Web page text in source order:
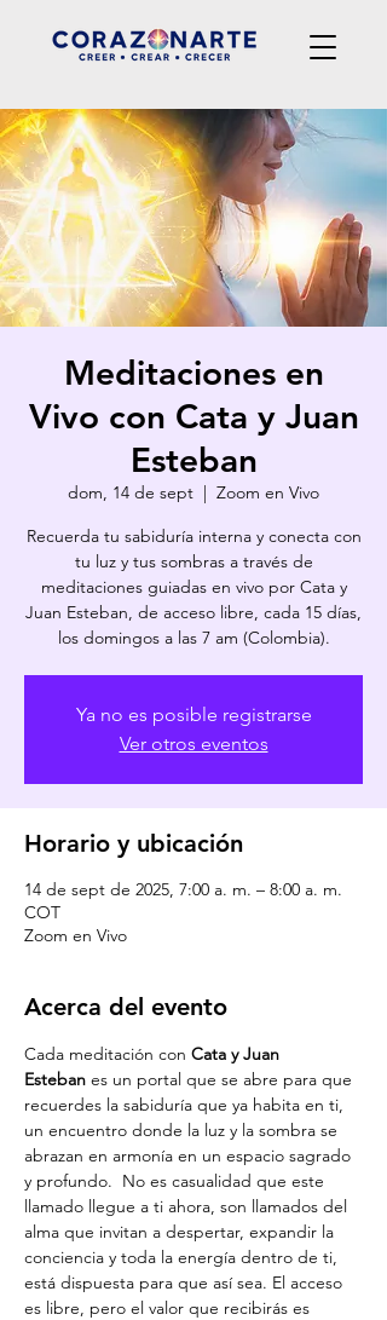
Meditaciones en
Vivo con Cata y Juan
Esteban
dom, 14 de sept
  |
Zoom en Vivo
Recuerda tu sabiduría interna y conecta con
tu luz y tus sombras a través de
meditaciones guiadas en vivo por Cata y
Juan Esteban, de acceso libre, cada 15 días,
los domingos a las 7 am (Colombia).
Ya no es posible registrarse
Ver otros eventos
Horario y ubicación
14 de sept de 2025, 7:00 a. m. – 8:00 a. m.
COT
Zoom en Vivo
Acerca del evento
Cada meditación con Cata y Juan
Esteban es un portal que se abre para que
recuerdes la sabiduría que ya habita en ti,
un encuentro donde la luz y la sombra se
abrazan en armonía en un espacio sagrado
y profundo.  No es casualidad que este
llamado llegue a ti ahora, son llamados del
alma que invitan a despertar, expandir la
conciencia y toda la energía dentro de ti,
está dispuesta para que así sea. El acceso
es libre, pero el valor que recibirás es